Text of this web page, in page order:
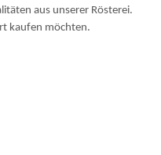
aus unserer Rösterei.
kaufen möchten.